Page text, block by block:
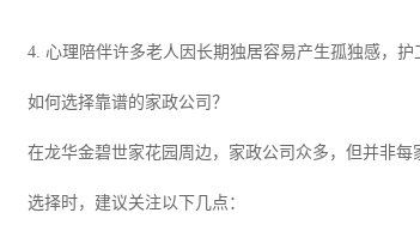
4. 心理陪伴许多老人因长期独居容易产生孤独感，
如何选择靠谱的家政公司？
在龙华金碧世家花园周边，家政公司众多，但并非每
选择时，建议关注以下几点：